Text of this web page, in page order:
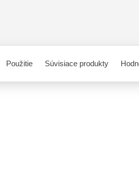
Použitie Súvisiace produkty